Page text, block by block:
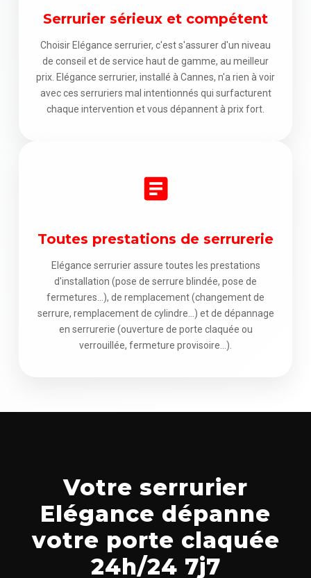
Serrurier sérieux et compétent
Choisir Elégance serrurier, c'est s'assurer d'un niveau
de conseil et de service haut de gamme, au meilleur
prix. Elégance serrurier, installé à Cannes, n'a rien à voir
avec ces serruriers mal intentionnés qui surfacturent
chaque intervention et vous dépannent à prix fort.
Toutes prestations de serrurerie
Elégance serrurier assure toutes les prestations
d'installation (pose de serrure blindée, pose de
fermetures...), de remplacement (changement de
serrure, remplacement de cylindre...) et de dépannage
en serrurerie (ouverture de porte claquée ou
verrouillée, fermeture provisoire...).
Votre serrurier
Elégance dépanne
votre porte claquée
24h/24 7j7